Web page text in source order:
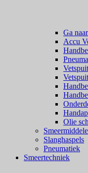
Ga
Accu
Olie
Slanghaspels
Pneumatiek
Smeertechniek